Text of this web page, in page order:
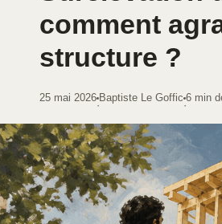
comment
structure ?
25 mai 2026
·
Baptiste Le Goffic
·
6 min